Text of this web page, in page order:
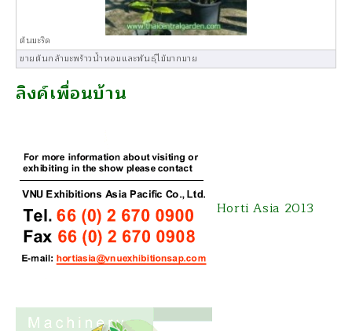
ต้นมะริด
ขายต้นกล้ามะพร้าวน้ำหอมและพันธุ์ไม้มากมาย
ลิงค์เพื่อนบ้าน
Horti Asia 2013